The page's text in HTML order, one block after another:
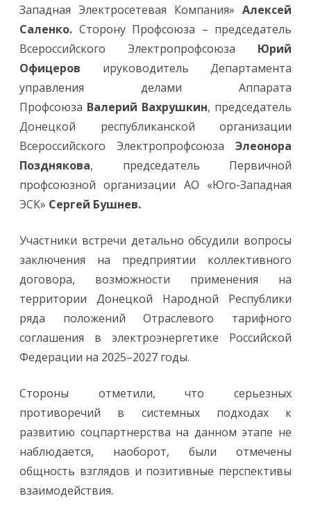
Западная Электросетевая Компания» Алексей
Саленко. Сторону Профсоюза – председатель
Всероссийского Электропрофсоюза Юрий
Офицеров ируководитель Департамента
управления делами Аппарата
Профсоюза Валерий Вахрушкин, председатель
Донецкой республиканской организации
Всероссийского Электропрофсоюза Элеонора
Позднякова, председатель Первичной
профсоюзной организации АО «Юго-Западная
ЭСК» Сергей Бушнев.
Участники встречи детально обсудили вопросы
заключения на предприятии коллективного
договора, возможности применения на
территории Донецкой Народной Республики
ряда положений Отраслевого тарифного
соглашения в электроэнергетике Российской
Федерации на 2025–2027 годы.
Стороны отметили, что серьезных
противоречий в системных подходах к
развитию соцпартнерства на данном этапе не
наблюдается, наоборот, были отмечены
общность взглядов и позитивные перспективы
взаимодействия.